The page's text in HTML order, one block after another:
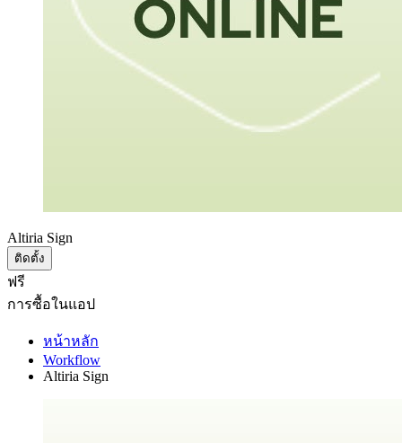
Altiria Sign
ติดตั้ง
ฟรี
การซื้อในแอป
หน้าหลัก
Workflow
Altiria Sign